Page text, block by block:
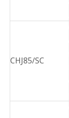
CHJ85/SC